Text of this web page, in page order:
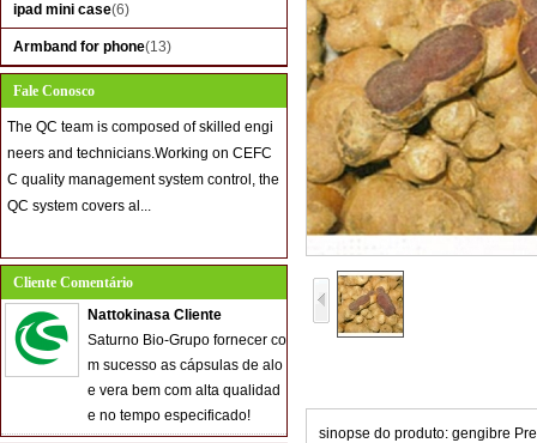
ipad mini case(6)
Armband for phone(13)
Fale Conosco
The QC team is composed of skilled engi
neers and technicians.Working on CEFC
C quality management system control, the
QC system covers al...
Cliente Comentário
Nattokinasa Cliente
Saturno Bio-Grupo fornecer co
m sucesso as cápsulas de alo
e vera bem com alta qualidad
e no tempo especificado!
sinopse do produto: gengibre